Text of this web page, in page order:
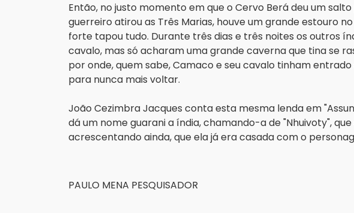
Então, no justo momento em que o Cervo Berá deu um
guerreiro atirou as Três Marias, houve um grande estouro
forte tapou tudo. Durante três dias e três noites os outros
cavalo, mas só acharam uma grande caverna que tina se
por onde, quem sabe, Camaco e seu cavalo tinham
para nunca mais voltar.
João Cezimbra Jacques conta esta mesma lenda em
dá um nome guarani a índia, chamando-a de "Nhuivoty",
acrescentando ainda, que ela já era casada com o
PAULO MENA PESQUISADOR